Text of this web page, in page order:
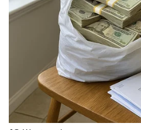
Pháp luật
Vụ án
Tin nóng